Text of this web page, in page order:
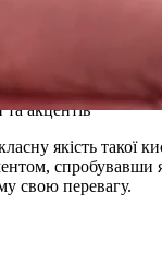
Він поєднує в собі
його важко
пензлі
проробити
зоною від
акцентів
якість такої
спробувавши
свою перевагу.